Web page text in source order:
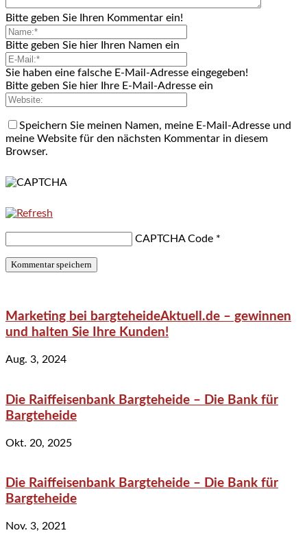
Bitte geben Sie Ihren Kommentar ein!
Bitte geben Sie hier Ihren Namen ein
Sie haben eine falsche E-Mail-Adresse eingegeben!
Bitte geben Sie hier Ihre E-Mail-Adresse ein
Speichern Sie meinen Namen, meine E-Mail-Adresse und
meine Website für den nächsten Kommentar in diesem
Browser.
CAPTCHA Code *
Marketing bei bargteheideAktuell.de – gewinnen
und halten Sie Ihre Kunden!
Aug. 3, 2024
Die Raiffeisenbank Bargteheide – Die Bank für
Bargteheide
Okt. 20, 2025
Die Raiffeisenbank Bargteheide – Die Bank für
Bargteheide
Nov. 3, 2021